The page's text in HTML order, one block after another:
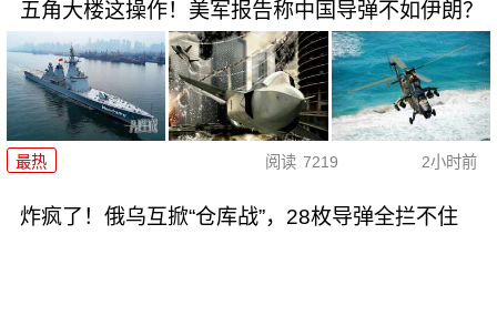
五角大楼这操作！美军报告称中国导弹不如伊朗？
最热 阅读 7219 2小时前
炸疯了！俄乌互掀“仓库战”，28枚导弹全拦不住